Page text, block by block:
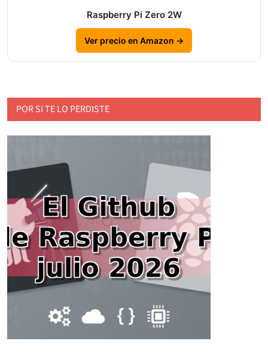
Raspberry Pi Zero 2W
Ver precio en Amazon →
POR SI TE LO PERDISTE